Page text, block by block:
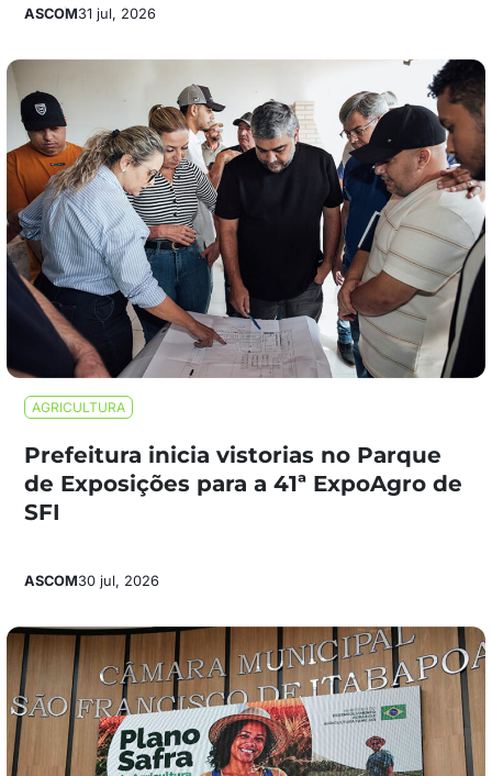
ASCOM31 jul, 2026
AGRICULTURA
Prefeitura inicia vistorias no Parque
de Exposições para a 41ª ExpoAgro de
SFI
ASCOM30 jul, 2026